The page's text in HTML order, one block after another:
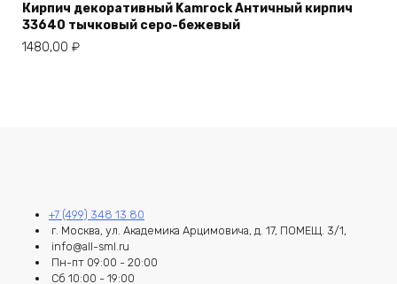
Кирпич декоративный Kamrock Античный кирпич
33640 тычковый серо-бежевый
1480,00 ₽
+7 (499) 348 13 80
г. Москва, ул. Академика Арцимовича, д. 17, ПОМЕЩ. 3/1,
info@all-sml.ru
Пн-пт 09:00 - 20:00
Сб 10:00 - 19:00